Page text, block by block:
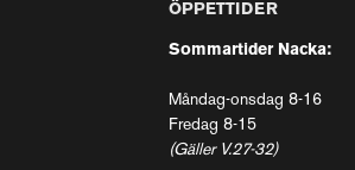
ÖPPETTIDER
Sommartider Nacka:
Måndag-onsdag 8-16
Fredag 8-15
(Gäller V.27-32)